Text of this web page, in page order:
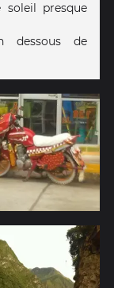
soleil presque
dessous de